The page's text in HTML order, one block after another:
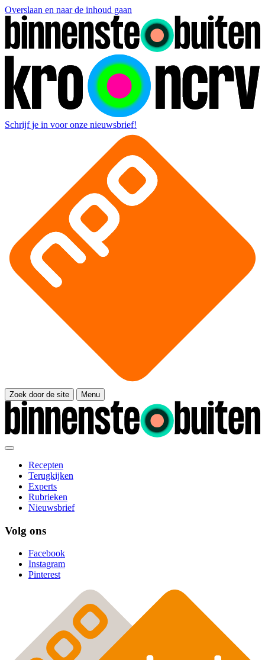
Overslaan en naar de inhoud gaan
Schrijf je in voor onze nieuwsbrief!
Zoek door de site Menu
Recepten
Terugkijken
Experts
Rubrieken
Nieuwsbrief
Volg ons
Facebook
Instagram
Pinterest